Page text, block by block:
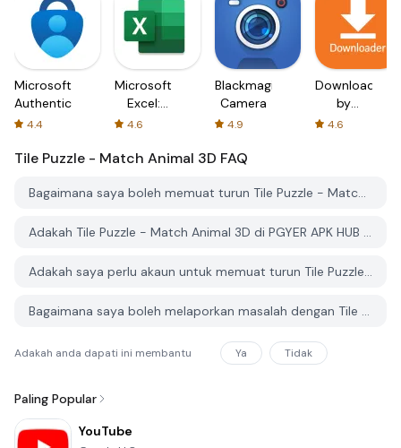
Microsoft
Authenticator
4.4
Microsoft
Excel:
Spreadsheets
4.6
Blackmagic
Camera
4.9
Downloader
by
AFTVnews
4.6
Tile Puzzle - Match Animal 3D FAQ
Bagaimana saya boleh memuat turun Tile Puzzle - Match Animal 3D dari PGYER APK HUB?
Adakah Tile Puzzle - Match Animal 3D di PGYER APK HUB percuma untuk dimuat turun?
Adakah saya perlu akaun untuk memuat turun Tile Puzzle - Match Animal 3D dari PGYER APK HUB?
Bagaimana saya boleh melaporkan masalah dengan Tile Puzzle - Match Animal 3D di PGYER APK HUB?
Adakah anda dapati ini membantu Ya Tidak
Paling Popular
YouTube